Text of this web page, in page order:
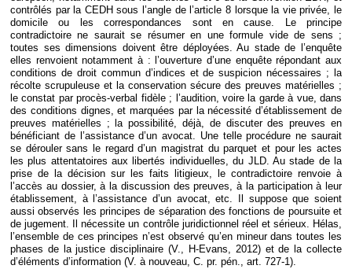
contrôlés par la CEDH sous l’angle de l’article 8 lorsque la vie privée, le
domicile ou les correspondances sont en cause. Le principe
contradictoire ne saurait se résumer en une formule vide de sens ;
toutes ses dimensions doivent être déployées. Au stade de l’enquête
elles renvoient notamment à : l’ouverture d’une enquête répondant aux
conditions de droit commun d’indices et de suspicion nécessaires ; la
récolte scrupuleuse et la conservation sécure des preuves matérielles ;
le constat par procès-verbal fidèle ; l’audition, voire la garde à vue, dans
des conditions dignes, et marquées par la nécessité d’établissement de
preuves matérielles ; la possibilité, déjà, de discuter des preuves en
bénéficiant de l’assistance d’un avocat. Une telle procédure ne saurait
se dérouler sans le regard d’un magistrat du parquet et pour les actes
les plus attentatoires aux libertés individuelles, du JLD. Au stade de la
prise de la décision sur les faits litigieux, le contradictoire renvoie à
l’accès au dossier, à la discussion des preuves, à la participation à leur
établissement, à l’assistance d’un avocat, etc. Il suppose que soient
aussi observés les principes de séparation des fonctions de poursuite et
de jugement. Il nécessite un contrôle juridictionnel réel et sérieux. Hélas,
l’ensemble de ces principes n’est observé qu’en mineur dans toutes les
phases de la justice disciplinaire (V., H-Evans, 2012) et de la collecte
d’éléments d’information (V. à nouveau, C. pr. pén., art. 727-1).